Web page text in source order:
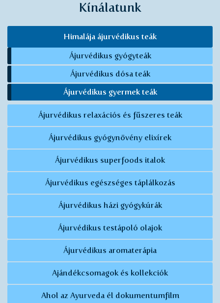
Kínálatunk
Himalája ájurvédikus teák
Ájurvédikus gyógyteák
Ájurvédikus dósa teák
Ájurvédikus gyermek teák
Ájurvédikus relaxációs és fűszeres teák
Ájurvédikus gyógynövény elixírek
Ájurvédikus superfoods italok
Ájurvédikus egészséges táplálkozás
Ájurvédikus házi gyógykúrák
Ájurvédikus testápoló olajok
Ájurvédikus aromaterápia
Ajándékcsomagok és kollekciók
Ahol az Ayurveda él dokumentumfilm